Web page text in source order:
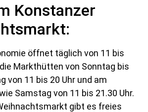
Konstanzer
öffnet täglich von 11 bis
die Markthütten von Sonntag bis
von 11 bis 20 Uhr und am
Samstag von 11 bis 21.30 Uhr.
gibt es freies